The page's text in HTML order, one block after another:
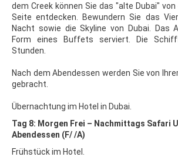
dem Creek können Sie das "alte Dubai"
Seite entdecken. Bewundern Sie das
Nacht sowie die Skyline von Dubai. Das
Form eines Buffets serviert. Die
Stunden.
Nach dem Abendessen werden Sie von
gebracht.
Übernachtung im Hotel in Dubai.
Tag 8: Morgen Frei – Nachmittags Safari
Abendessen (F/ /A)
Frühstück im Hotel.